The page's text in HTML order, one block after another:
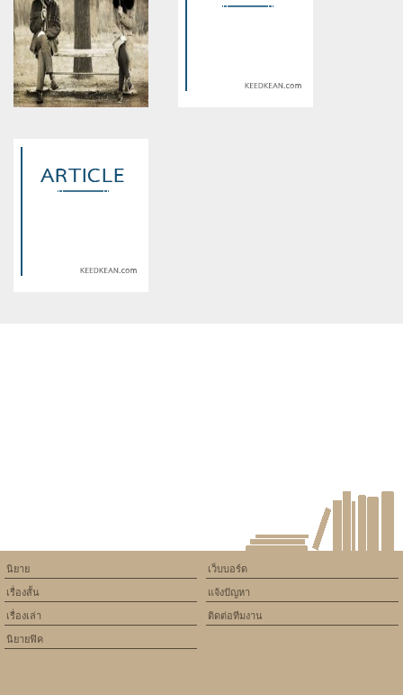
will throw an Error in a future
version of PHP) in
/home/keedkean/domains/keedkean.com/public_html/include/article/
on line534
RabbiT เหยื่อ.รัก.ร้าย
will throw an Error in a future
assumed 'article_topic' (this
will throw an Error in a future
เว็บบอร์ด
แจ้งปัญหา
ติดต่อทีมงาน
นิยาย
เรื่องสั้น
เรื่องเล่า
นิยายฟิค